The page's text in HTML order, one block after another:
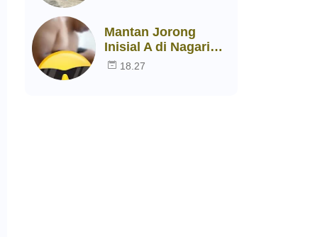
Jawaban.
Mantan Jorong
Inisial A di Nagari
Mungo Kembali Jadi
18.27